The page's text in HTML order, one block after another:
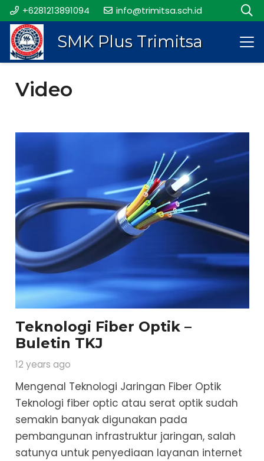
+6281213891094 info@trimitsa.sch.id
SMK Plus Trimitsa
Video
Teknologi Fiber Optik –
Buletin TKJ
12 years ago
Mengenal Teknologi Jaringan Fiber Optik
Teknologi fiber optic atau serat optik sudah
semakin banyak digunakan pada
pembangunan infrastruktur jaringan, salah
satunya untuk penyediaan layanan internet